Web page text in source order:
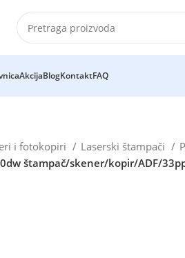
AkcijaBlogKontaktFAQ
i fotokopiri Laserski štampači
štampač/skener/kopir/ADF/